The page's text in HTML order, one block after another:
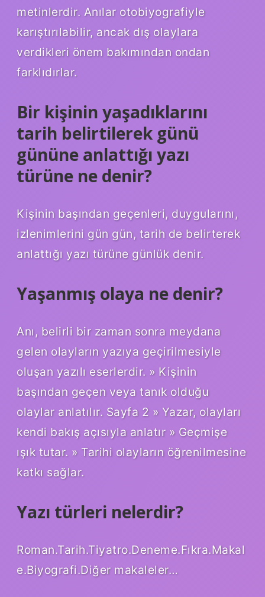
metinlerdir. Anılar otobiyografiyle
karıştırılabilir, ancak dış olaylara
verdikleri önem bakımından ondan
farklıdırlar.
Bir kişinin yaşadıklarını
tarih belirtilerek günü
gününe anlattığı yazı
türüne ne denir?
Kişinin başından geçenleri, duygularını,
izlenimlerini gün gün, tarih de belirterek
anlattığı yazı türüne günlük denir.
Yaşanmış olaya ne denir?
Anı, belirli bir zaman sonra meydana
gelen olayların yazıya geçirilmesiyle
oluşan yazılı eserlerdir. » Kişinin
başından geçen veya tanık olduğu
olaylar anlatılır. Sayfa 2 » Yazar, olayları
kendi bakış açısıyla anlatır » Geçmişe
ışık tutar. » Tarihi olayların öğrenilmesine
katkı sağlar.
Yazı türleri nelerdir?
Roman.Tarih.Tiyatro.Deneme.Fıkra.Makal
e.Biyografi.Diğer makaleler…